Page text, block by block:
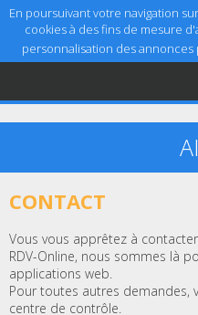
En poursuivant votre navigation
cookies à des fins de mesure
personnalisation des annonces
Accueil
Aide
CONTACT
Vous vous apprêtez à
RDV-Online, nous sommes là
applications web.
Pour toutes autres demandes,
centre de contrôle.